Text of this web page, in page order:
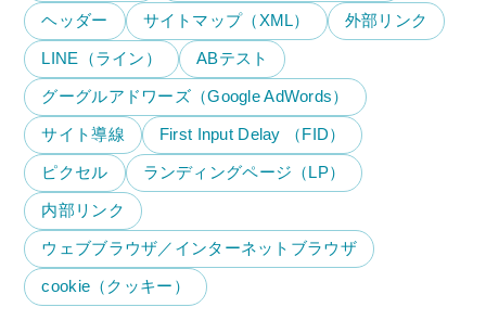
ヘッダー サイトマップ（XML） 外部リンク
LINE（ライン） ABテスト
グーグルアドワーズ（Google AdWords）
サイト導線 First Input Delay （FID）
ピクセル ランディングページ（LP）
内部リンク
ウェブブラウザ／インターネットブラウザ
cookie（クッキー）